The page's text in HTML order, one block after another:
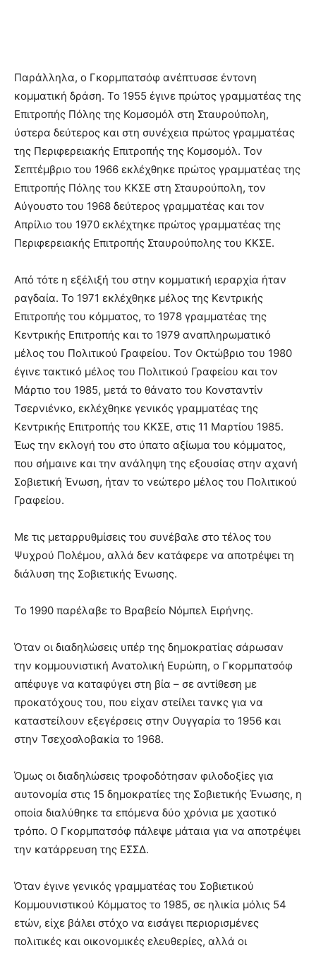
Παράλληλα, ο Γκορμπατσόφ ανέπτυσσε έντονη
κομματική δράση. Το 1955 έγινε πρώτος γραμματέας της
Επιτροπής Πόλης της Κομσομόλ στη Σταυρούπολη,
ύστερα δεύτερος και στη συνέχεια πρώτος γραμματέας
της Περιφερειακής Επιτροπής της Κομσομόλ. Τον
Σεπτέμβριο του 1966 εκλέχθηκε πρώτος γραμματέας της
Επιτροπής Πόλης του ΚΚΣΕ στη Σταυρούπολη, τον
Αύγουστο του 1968 δεύτερος γραμματέας και τον
Απρίλιο του 1970 εκλέχτηκε πρώτος γραμματέας της
Περιφερειακής Επιτροπής Σταυρούπολης του ΚΚΣΕ.
Από τότε η εξέλιξή του στην κομματική ιεραρχία ήταν
ραγδαία. Το 1971 εκλέχθηκε μέλος της Κεντρικής
Επιτροπής του κόμματος, το 1978 γραμματέας της
Κεντρικής Επιτροπής και το 1979 αναπληρωματικό
μέλος του Πολιτικού Γραφείου. Τον Οκτώβριο του 1980
έγινε τακτικό μέλος του Πολιτικού Γραφείου και τον
Μάρτιο του 1985, μετά το θάνατο του Κονσταντίν
Τσερνιένκο, εκλέχθηκε γενικός γραμματέας της
Κεντρικής Επιτροπής του ΚΚΣΕ, στις 11 Μαρτίου 1985.
Έως την εκλογή του στο ύπατο αξίωμα του κόμματος,
που σήμαινε και την ανάληψη της εξουσίας στην αχανή
Σοβιετική Ένωση, ήταν το νεώτερο μέλος του Πολιτικού
Γραφείου.
Με τις μεταρρυθμίσεις του συνέβαλε στο τέλος του
Ψυχρού Πολέμου, αλλά δεν κατάφερε να αποτρέψει τη
διάλυση της Σοβιετικής Ένωσης.
Το 1990 παρέλαβε το Βραβείο Νόμπελ Ειρήνης.
Όταν οι διαδηλώσεις υπέρ της δημοκρατίας σάρωσαν
την κομμουνιστική Ανατολική Ευρώπη, ο Γκορμπατσόφ
απέφυγε να καταφύγει στη βία – σε αντίθεση με
προκατόχους του, που είχαν στείλει τανκς για να
καταστείλουν εξεγέρσεις στην Ουγγαρία το 1956 και
στην Τσεχοσλοβακία το 1968.
Όμως οι διαδηλώσεις τροφοδότησαν φιλοδοξίες για
αυτονομία στις 15 δημοκρατίες της Σοβιετικής Ένωσης, η
οποία διαλύθηκε τα επόμενα δύο χρόνια με χαοτικό
τρόπο. Ο Γκορμπατσόφ πάλεψε μάταια για να αποτρέψει
την κατάρρευση της ΕΣΣΔ.
Όταν έγινε γενικός γραμματέας του Σοβιετικού
Κομμουνιστικού Κόμματος το 1985, σε ηλικία μόλις 54
ετών, είχε βάλει στόχο να εισάγει περιορισμένες
πολιτικές και οικονομικές ελευθερίες, αλλά οι